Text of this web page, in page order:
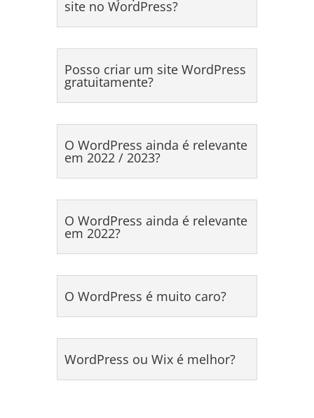
site no WordPress?
Posso criar um site WordPress
gratuitamente?
O WordPress ainda é relevante
em 2022 / 2023?
O WordPress ainda é relevante
em 2022?
O WordPress é muito caro?
WordPress ou Wix é melhor?